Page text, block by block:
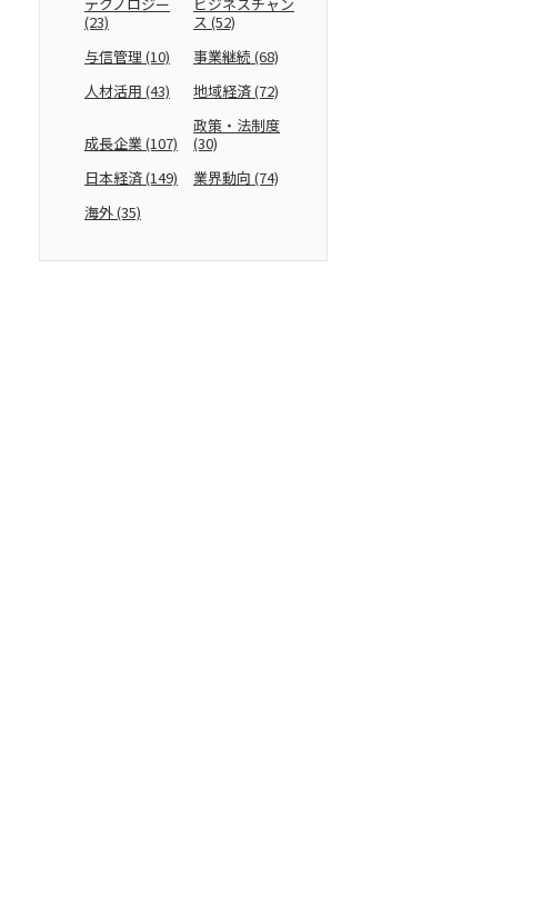
(23)
ス (52)
与信管理(10) 事業継続(68)
人材活用 (43) 地域経済(72)
成長企業(107)
政策・法制度
(30)
日本経済(149) 業界動向 (74)
海外(35)